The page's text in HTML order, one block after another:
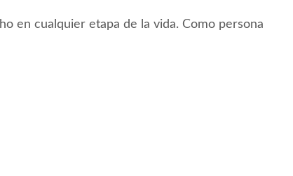
en cualquier etapa de la vida. Como persona